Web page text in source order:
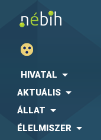
HIVATAL
AKTUÁLIS
ÁLLAT
ÉLELMISZER